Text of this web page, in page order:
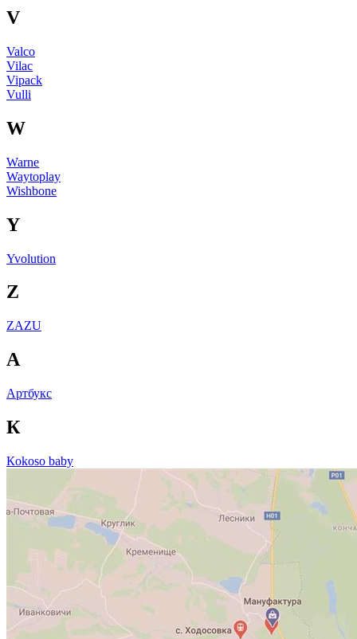
V
Valco
Vilac
Vipack
Vulli
W
Warne
Waytoplay
Wishbone
Y
Yvolution
Z
ZAZU
А
Артбукс
К
Кokoso baby